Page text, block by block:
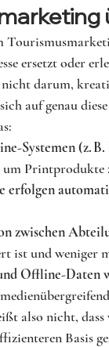
ersetzt oder
darum,
auf genau
Systemen (z.
Printprodukte
erfolgen
zwischen
ist und weniger
Offline-Daten
also nicht,
Basis